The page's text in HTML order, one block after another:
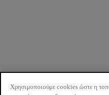
Χρησιμοποιούμε cookies ώστε η